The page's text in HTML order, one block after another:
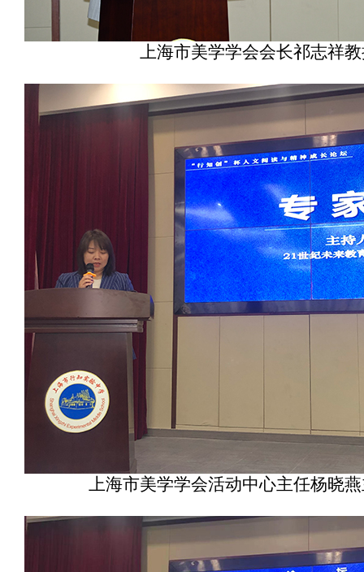
上海市美学学会会长祁志祥
上海市美学学会活动中心主任杨晓